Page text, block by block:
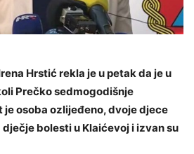
Hrstić rekla je u petak da je u
Prečko sedmogodišnje
je osoba ozlijeđeno, dvoje djece
bolesti u Klaićevoj i izvan su